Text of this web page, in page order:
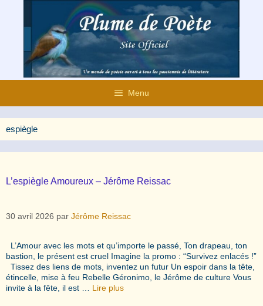
contenu
Menu
espiègle
L’espiègle Amoureux – Jérôme Reissac
30 avril 2026 par Jérôme Reissac
L’Amour avec les mots et qu’importe le passé, Ton drapeau, ton
bastion, le présent est cruel Imagine la promo : “Survivez enlacés !”
Tissez des liens de mots, inventez un futur Un espoir dans la tête,
étincelle, mise à feu Rebelle Géronimo, le Jérôme de culture Vous
invite à la fête, il est … Lire plus